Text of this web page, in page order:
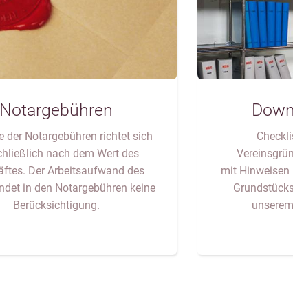
Notargebühren
der Notargebühren richtet sich
nach dem Wert des
Der Arbeitsaufwand des
in den Notargebühren keine
Berücksichtigung.
mit Hinweisen